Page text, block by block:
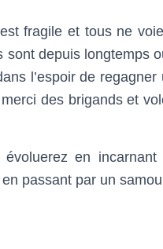
fragile et tous ne
depuis longtemps
l’espoir de
des brigands et
en
passant par un